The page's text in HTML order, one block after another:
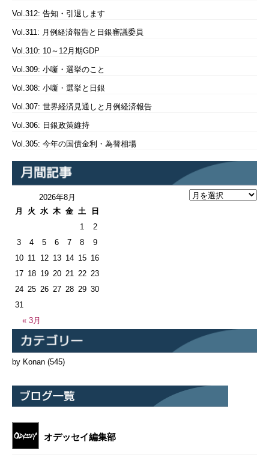
Vol.312: 告知・引退します
Vol.311: 月例経済報告と日銀審議委員
Vol.310: 10～12月期GDP
Vol.309: 小噺・選挙のこと
Vol.308: 小噺・選挙と日銀
Vol.307: 世界経済見通しと月例経済報告
Vol.306: 日銀政策維持
Vol.305: 今年の国債金利・為替相場
2026年8月
月
火 水 木 金 土 日
« 3月
1
2
3
4 5 6 7 8
9
10 11 12 13 14 15 16
17 18 19 20 21 22 23
24 25 26 27 28 29 30
31
by Konan (545)
オデッセイ編集部